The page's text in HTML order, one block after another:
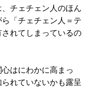
チェチェン人のほん
「チェチェン人＝テ
れてしまっているの
はにわかに高まっ
れていないかも露呈